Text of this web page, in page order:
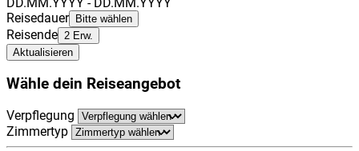
Reisedauer Bitte wählen
Reisende 2 Erw.
Aktualisieren
Wähle dein Reiseangebot
Verpflegung
Zimmertyp